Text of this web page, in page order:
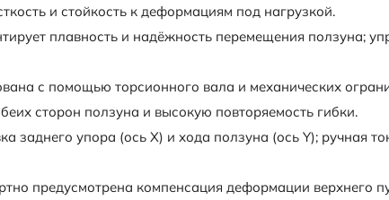
и стойкость к деформациям под нагрузкой.
плавность и надёжность перемещения ползуна;
с помощью торсионного вала и механических
сторон ползуна и высокую повторяемость гибки.
заднего упора (ось X) и хода ползуна (ось Y); ручная
предусмотрена компенсация деформации верхнего